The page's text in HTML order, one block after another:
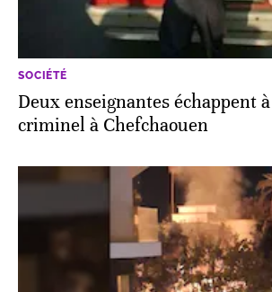
SOCIÉTÉ
Deux enseignantes échappent
criminel à Chefchaouen